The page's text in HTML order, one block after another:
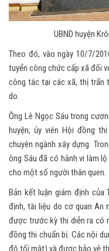
UBND huyện
Theo đó, vào ngày 10/7/
tuyển công chức cấp xã đối
công tác tại các xã, thị trấn
do.
Ông Lê Ngọc Sáu trong
huyện, ủy viên Hội đồng
chuyên ngành xây dựng.
ông Sáu đã có hành vi làm
cho một số người thân quen.
Bản kết luận giám định của
định, tài liệu do cơ quan An
được trước kỳ thi diễn ra có
đồng thi chuẩn bị. Các nội
độ tối mật) và được bảo vệ